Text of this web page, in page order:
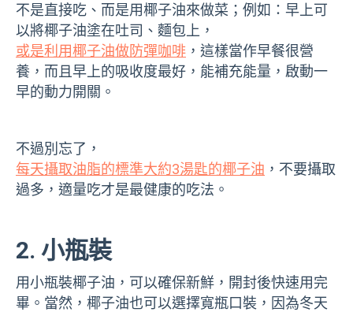
不是直接吃、而是用椰子油來做菜；例如：早上可
以將椰子油塗在吐司、麵包上，
或是利用椰子油做防彈咖啡 ，這樣當作早餐很營
養，而且早上的吸收度最好，能補充能量，啟動一
早的動力開關。
不過別忘了，
每天攝取油脂的標準大約3湯匙的椰子油 ，不要攝取
過多，適量吃才是最健康的吃法。
2. 小瓶裝
用小瓶裝椰子油，可以確保新鮮，開封後快速用完
畢。當然，椰子油也可以選擇寬瓶口裝，因為冬天